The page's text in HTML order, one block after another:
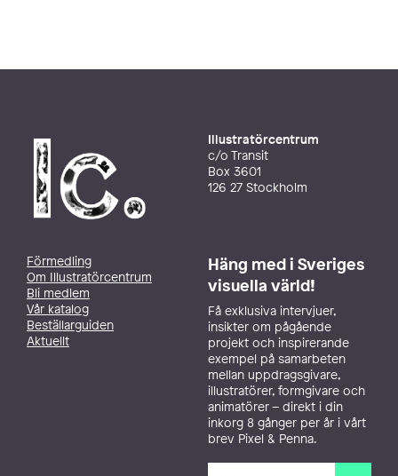
Illustratörcentrum
c/o Transit
Box 3601
126 27 Stockholm
Förmedling
Om Illustratörcentrum
Bli medlem
Vår katalog
Beställarguiden
Aktuellt
Häng med i Sveriges
visuella värld!
Få exklusiva intervjuer,
insikter om pågående
projekt och inspirerande
exempel på samarbeten
mellan uppdragsgivare,
illustratörer, formgivare och
animatörer – direkt i din
inkorg 8 gånger per år i vårt
brev Pixel & Penna.